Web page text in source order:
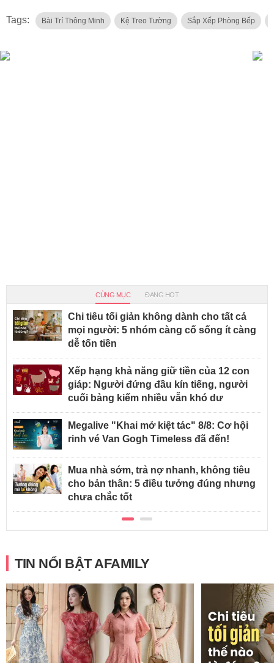
Tags: Bài Trí Thông Minh Kệ Treo Tường Sắp Xếp Phòng Bếp
CÙNG MỤC ĐANG HOT
Chi tiêu tối giản không dành cho tất cả
mọi người: 5 nhóm càng cố sống ít càng
dễ tốn tiền
Xếp hạng khả năng giữ tiền của 12 con
giáp: Người đứng đầu kín tiếng, người
cuối bảng kiếm nhiều vẫn khó dư
Megalive "Khai mở kiệt tác" 8/8: Cơ hội
rinh vé Van Gogh Timeless đã đến!
Mua nhà sớm, trả nợ nhanh, không tiêu
cho bản thân: 5 điều tưởng đúng nhưng
chưa chắc tốt
TIN NỔI BẬT AFAMILY